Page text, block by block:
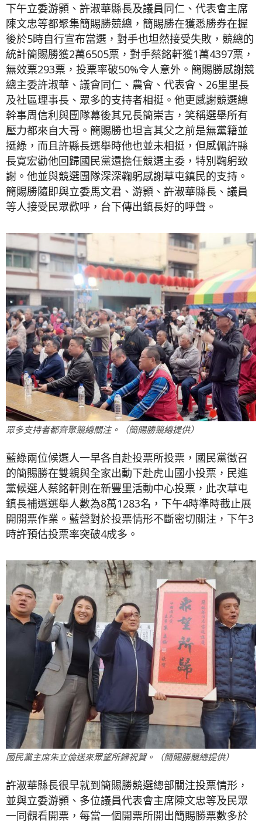
下午立委游顥、許淑華縣長及議員同仁、代表會主席
陳文忠等都聚集簡賜勝競總，簡賜勝在獲悉勝券在握
後於5時自行宣布當選，對手也坦然接受失敗，競總的
統計簡賜勝獲2萬6505票，對手蔡銘軒獲1萬4397票，
無效票293票，投票率破50%令人意外。簡賜勝感謝競
總主委許淑華、議會同仁、農會、代表會、26里里長
及社區理事長、眾多的支持者相挺。他更感謝競選總
幹事周信利與團隊幕後其兄長簡崇吉，笑稱選舉所有
壓力都來自大哥。簡賜勝也坦言其父之前是無黨籍並
挺綠，而且許縣長選舉時他也並未相挺，但感佩許縣
長寛宏勸他回歸國民黨還擔任競選主委，特別鞠躬致
謝。他並與競選團隊深深鞠躬感謝草屯鎮民的支持。
簡賜勝隨即與立委馬文君、游顥、許淑華縣長、議員
等人接受民眾歡呼，台下傳出鎮長好的呼聲。
眾多支持者都齊聚競總關注。（簡賜勝競總提供）
藍綠兩位候選人一早各自赴投票所投票，國民黨徵召
的簡賜勝在雙親與全家出動下赴虎山國小投票，民進
黨候選人蔡銘軒則在新豐里活動中心投票，此次草屯
鎮長補選選舉人數為8萬1283名，下午4時準時截止展
開開票作業。藍營對於投票情形不斷密切關注，下午3
時許預估投票率突破4成多。
國民黨主席朱立倫送來眾望所歸祝賀。（簡賜勝競總提供）
許淑華縣長很早就到簡賜勝競選總部關注投票情形，
並與立委游顥、多位議員代表會主席陳文忠等及民眾
一同觀看開票，每當一個開票所開出簡賜勝票數多於